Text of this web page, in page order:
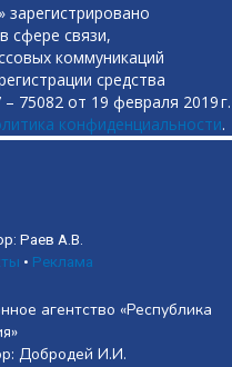
сфере связи,
коммуникаций
средства
от 19 февраля 2019 г.
конфиденциальности.
Раев А.В.
• Реклама
агентство «Республика
Добродей И.И.